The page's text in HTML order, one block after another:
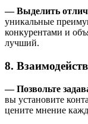
— Выделить
уникальные
конкурентами и
лучший.
8.
— Позвольте
вы установите
цените мнение